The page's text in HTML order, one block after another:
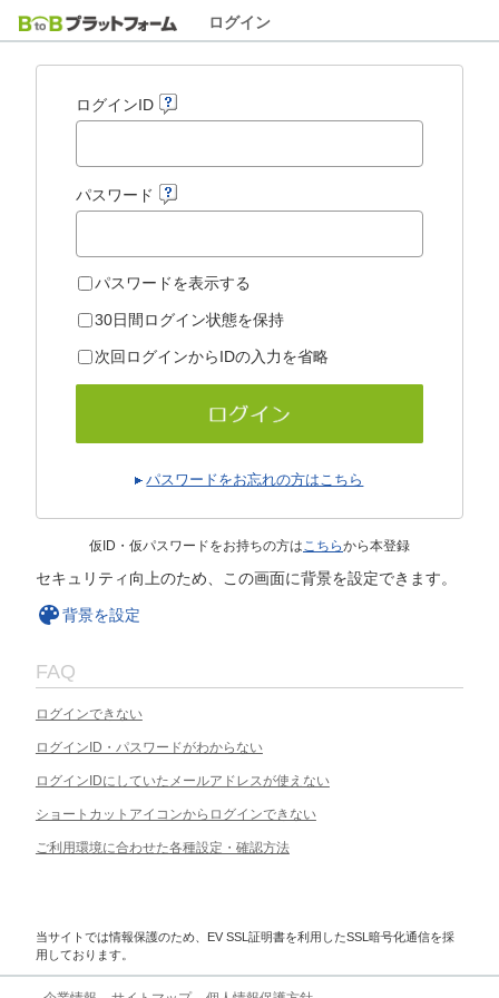
ログイン
ログインID
パスワード
パスワードを表示する
30日間ログイン状態を保持
次回ログインからIDの入力を省略
パスワードをお忘れの方はこちら
仮ID・仮パスワードをお持ちの方はこちらから本登録
セキュリティ向上のため、この画面に背景を設定できます。
背景を設定
FAQ
ログインできない
ログインID・パスワードがわからない
ログインIDにしていたメールアドレスが使えない
ショートカットアイコンからログインできない
ご利用環境に合わせた各種設定・確認方法
当サイトでは情報保護のため、EV SSL証明書を利用したSSL暗号化通信を採
用しております。